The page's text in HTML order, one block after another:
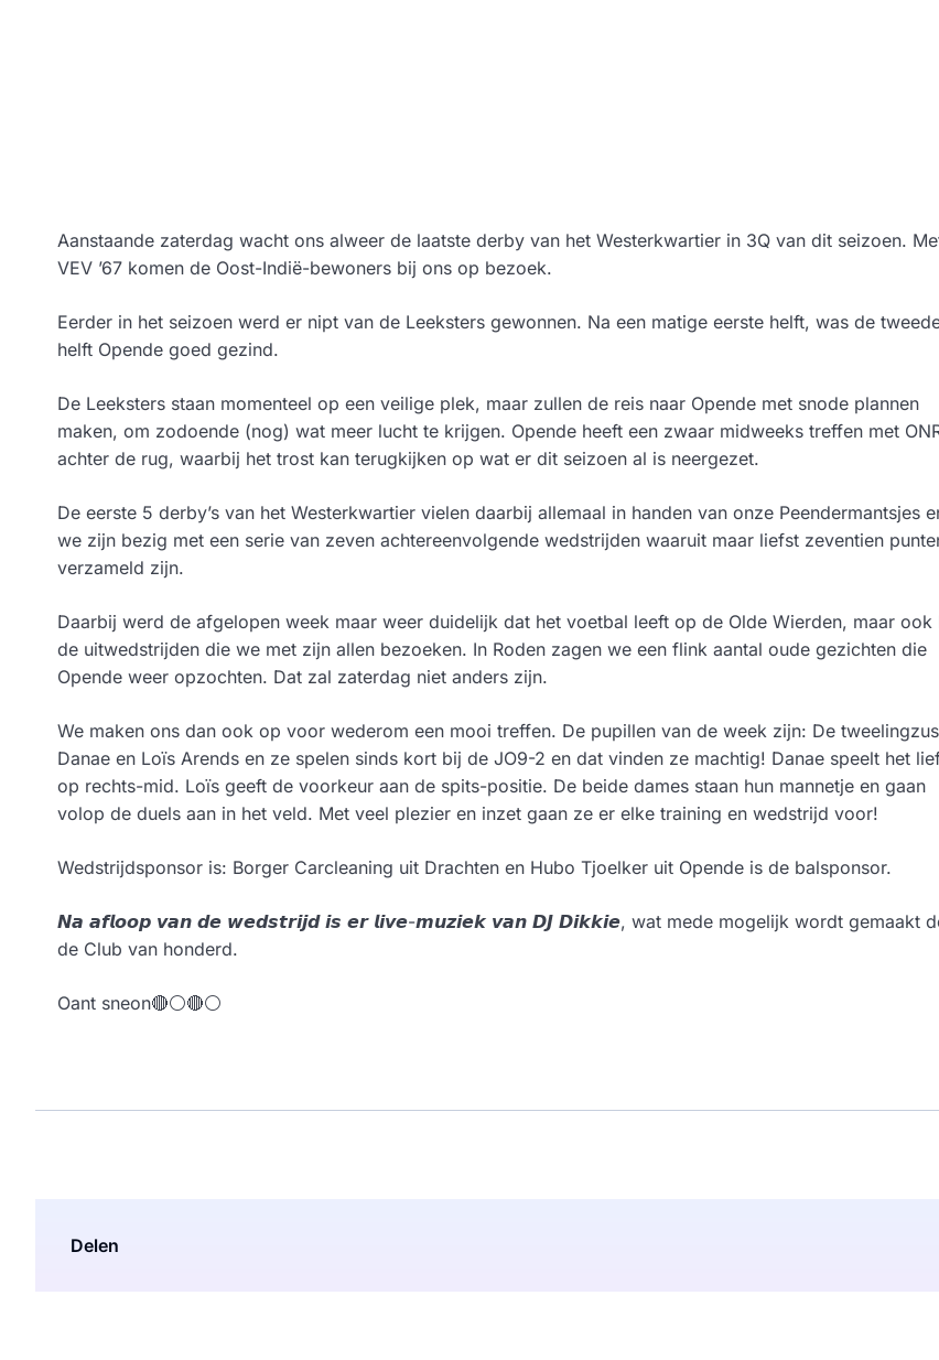
Aanstaande zaterdag wacht ons alweer de laatste derby van het Westerkwartier in 3Q van dit seizoen.
VEV ’67 komen de Oost-Indië-bewoners bij ons op bezoek.
Eerder in het seizoen werd er nipt van de Leeksters gewonnen. Na een matige eerste helft, was de
helft Opende goed gezind.
De Leeksters staan momenteel op een veilige plek, maar zullen de reis naar Opende met snode plannen
maken, om zodoende (nog) wat meer lucht te krijgen. Opende heeft een zwaar midweeks treffen met
achter de rug, waarbij het trost kan terugkijken op wat er dit seizoen al is neergezet.
De eerste 5 derby’s van het Westerkwartier vielen daarbij allemaal in handen van onze Peendermantsjes
we zijn bezig met een serie van zeven achtereenvolgende wedstrijden waaruit maar liefst zeventien
verzameld zijn.
Daarbij werd de afgelopen week maar weer duidelijk dat het voetbal leeft op de Olde Wierden, maar ook
de uitwedstrijden die we met zijn allen bezoeken. In Roden zagen we een flink aantal oude gezichten die
Opende weer opzochten. Dat zal zaterdag niet anders zijn.
We maken ons dan ook op voor wederom een mooi treffen. De pupillen van de week zijn: De
Danae en Loïs Arends en ze spelen sinds kort bij de JO9-2 en dat vinden ze machtig! Danae speelt het
op rechts-mid. Loïs geeft de voorkeur aan de spits-positie. De beide dames staan hun mannetje en gaan
volop de duels aan in het veld. Met veel plezier en inzet gaan ze er elke training en wedstrijd voor!
Wedstrijdsponsor is: Borger Carcleaning uit Drachten en Hubo Tjoelker uit Opende is de balsponsor.
𝙉𝙖 𝙖𝙛𝙡𝙤𝙤𝙥 𝙫𝙖𝙣 𝙙𝙚 𝙬𝙚𝙙𝙨𝙩𝙧𝙞𝙟𝙙 𝙞𝙨 𝙚𝙧 𝙡𝙞𝙫𝙚-𝙢𝙪𝙯𝙞𝙚𝙠 𝙫𝙖𝙣 𝘿𝙅 𝘿𝙞𝙠𝙠𝙞𝙚, wat mede mogelijk wordt gemaakt
de Club van honderd.
Oant sneon🔴⚪️🔴⚪️
Delen